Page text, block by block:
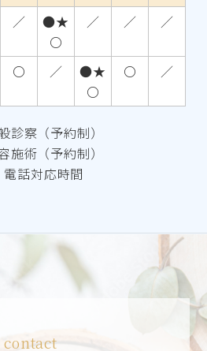
／
●★
〇
／ ／ ／
〇 ／
●★
〇
〇 ／
診察（予約制）
施術（予約制）
電話対応時間
contact